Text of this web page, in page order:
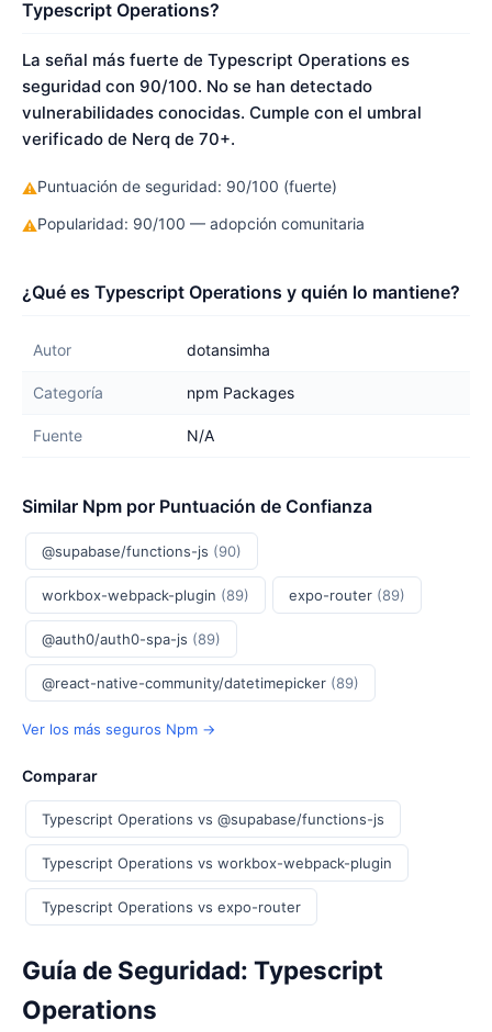
Typescript Operations?
La señal más fuerte de Typescript Operations es
seguridad con 90/100. No se han detectado
vulnerabilidades conocidas. Cumple con el umbral
verificado de Nerq de 70+.
⚠Puntuación de seguridad: 90/100 (fuerte)
⚠Popularidad: 90/100 — adopción comunitaria
¿Qué es Typescript Operations y quién lo mantiene?
Autor dotansimha
Categoría npm Packages
Fuente N/A
Similar Npm por Puntuación de Confianza
@supabase/functions-js (90)
workbox-webpack-plugin (89) expo-router (89)
@auth0/auth0-spa-js (89)
@react-native-community/datetimepicker (89)
Ver los más seguros Npm →
Comparar
Typescript Operations vs @supabase/functions-js
Typescript Operations vs workbox-webpack-plugin
Typescript Operations vs expo-router
Guía de Seguridad: Typescript
Operations